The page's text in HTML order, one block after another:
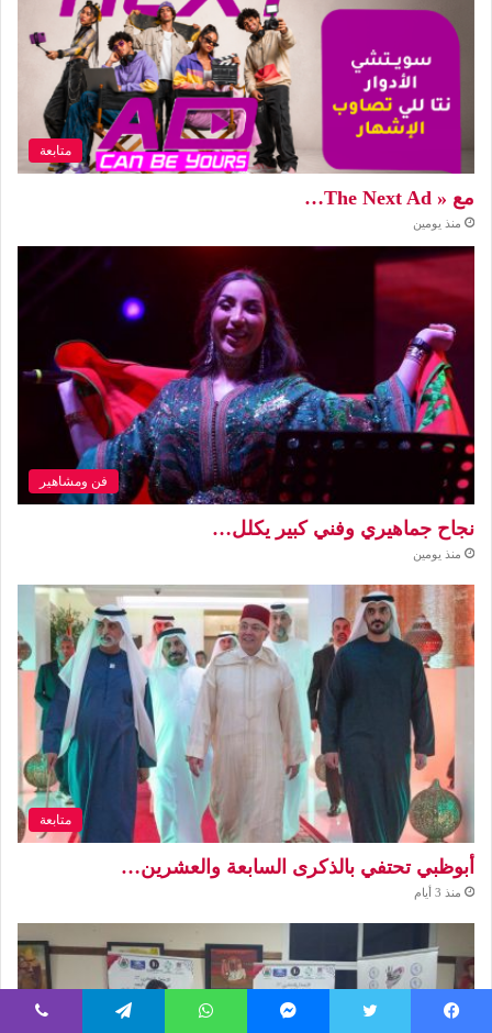
متابعة
مع « The Next Ad…
منذ يومين
فن ومشاهير
نجاح جماهيري وفني كبير يكلل…
منذ يومين
متابعة
أبوظبي تحتفي بالذكرى السابعة والعشرين…
منذ 3 أيام